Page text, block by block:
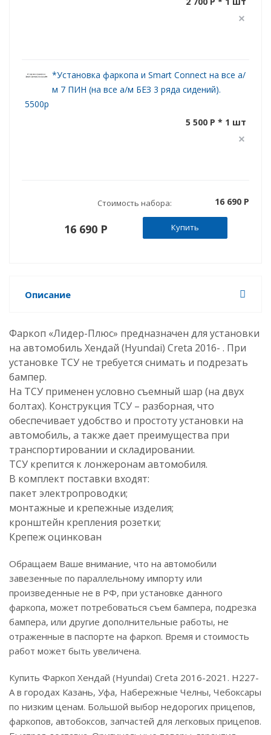
*Установка фаркопа и Smart Connect на все а/
м 7 ПИН (на все а/м БЕЗ 3 ряда сидений).
5500р
5 500 P * 1 шт
Стоимость набора: 16 690 P
16 690 P Купить
Описание
Фаркоп «Лидер-Плюс» предназначен для установки
на автомобиль Хендай (Hyundai) Creta 2016- . При
установке ТСУ не требуется снимать и подрезать
бампер.
На ТСУ применен условно съемный шар (на двух
болтах). Конструкция ТСУ – разборная, что
обеспечивает удобство и простоту установки на
автомобиль, а также дает преимущества при
транспортировании и складировании.
ТСУ крепится к лонжеронам автомобиля.
В комплект поставки входят:
пакет электропроводки;
монтажные и крепежные изделия;
кронштейн крепления розетки;
Крепеж оцинкован
Обращаем Ваше внимание, что на автомобили
завезенные по параллельному импорту или
произведенные не в РФ, при установке данного
фаркопа, может потребоваться съем бампера, подрезка
бампера, или другие дополнительные работы, не
отраженные в паспорте на фаркоп. Время и стоимость
работ может быть увеличена.
Купить Фаркоп Хендай (Hyundai) Creta 2016-2021. H227-
A в городах Казань, Уфа, Набережные Челны, Чебоксары
по низким ценам. Большой выбор недорогих прицепов,
фаркопов, автобоксов, запчастей для легковых прицепов.